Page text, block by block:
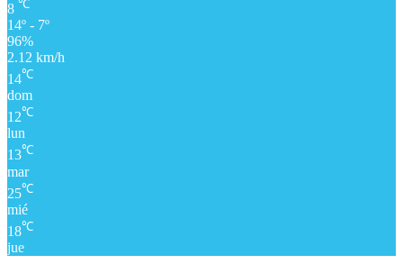
8 ℃
14º - 7º
96%
2.12 km/h
14℃
dom
12℃
lun
13℃
mar
25℃
mié
18℃
jue